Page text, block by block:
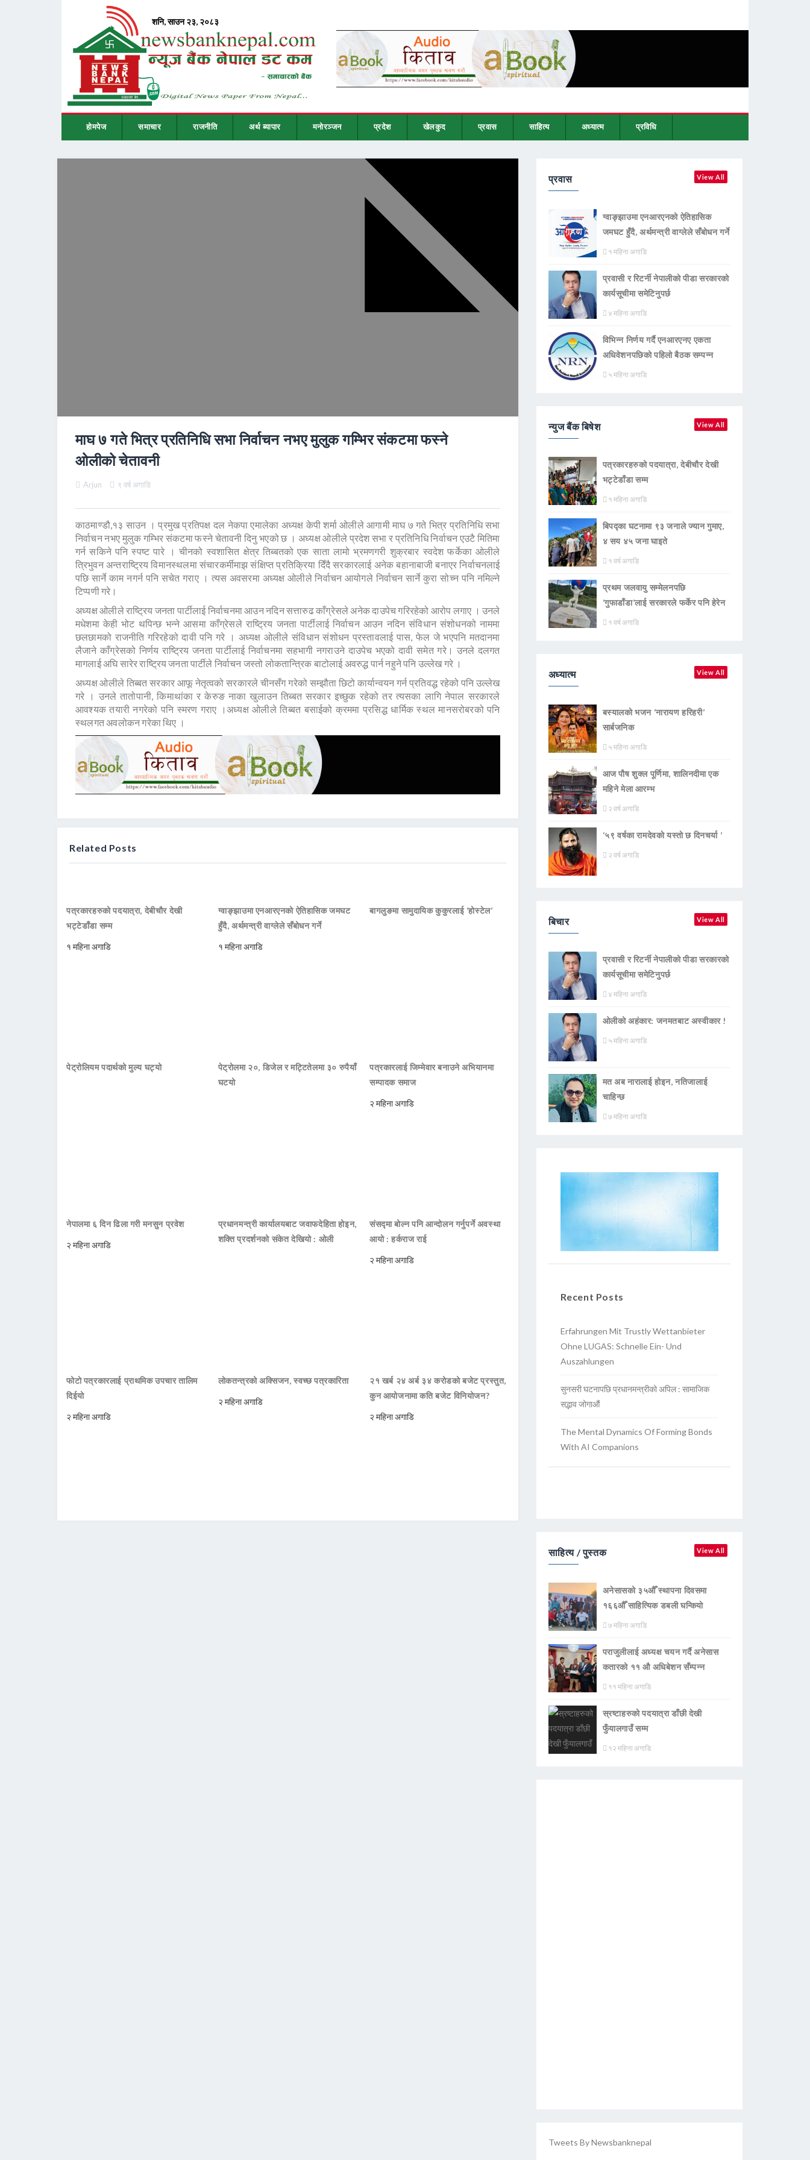
होमपेज समाचार राजनीति अर्थ ब्यापार मनोरञ्जन प्रदेश खेलकुद प्रवास साहित्य अध्यात्म प्रविधि
माघ ७ गते भित्र प्रतिनिधि सभा निर्वाचन नभए मुलुक गम्भिर संकटमा फस्ने
ओलीको चेतावनी
Arjun ९ वर्ष अगाडि
काठमाण्डौ,१३ साउन । प्रमुख प्रतिपक्ष दल नेकपा एमालेका अध्यक्ष केपी शर्मा ओलीले आगामी माघ ७ गते भित्र प्रतिनिधि सभा
निर्वाचन नभए मुलुक गम्भिर संकटमा फस्ने चेतावनी दिनु भएको छ । अध्यक्ष ओलीले प्रदेश सभा र प्रतिनिधि निर्वाचन एउटै मितिमा
गर्न सकिने पनि स्पष्ट पारे । चीनको स्वशासित क्षेत्र तिब्बतको एक साता लामो भ्रमणगरी शुक्रबार स्वदेश फर्केका ओलीले
त्रिभुवन अन्तराष्ट्रिय विमानस्थलमा संचारकर्मीमाझ संक्षिप्त प्रतिक्रिया दिँदै सरकारलाई अनेक बहानाबाजी बनाएर निर्वाचनलाई
पछि सार्ने काम नगर्न पनि सचेत गराए । त्यस अवसरमा अध्यक्ष ओलीले निर्वाचन आयोगले निर्वाचन सार्ने कुरा सोच्न पनि नमिल्ने
टिप्पणी गरे।
अध्यक्ष ओलीले राष्ट्रिय जनता पार्टीलाई निर्वाचनमा आउन नदिन सत्तारुढ काँग्रेसले अनेक दाउपेच गरिरहेको आरोप लगाए । उनले
मधेशमा केही भोट थपिन्छ भन्ने आसमा काँग्रेसले राष्ट्रिय जनता पार्टीलाई निर्वाचन आउन नदिन संविधान संशोधनको नाममा
छलछामको राजनीति गरिरहेको दावी पनि गरे । अध्यक्ष ओलीले संविधान संशोधन प्रस्तावलाई पास, फेल जे भएपनि मतदानमा
लैजाने काँग्रेसको निर्णय राष्ट्रिय जनता पार्टीलाई निर्वाचनमा सहभागी नगराउने दाउपेच भएको दावी समेत गरे। उनले दलगत
मागलाई अघि सारेर राष्ट्रिय जनता पार्टीले निर्वाचन जस्तो लोकतान्त्रिक बाटोलाई अवरुद्ध पार्न नहुने पनि उल्लेख गरे ।
अध्यक्ष ओलीले तिब्बत सरकार आफू नेतृत्वको सरकारले चीनसँग गरेको सम्झौता छिटो कार्यान्वयन गर्न प्रतिवद्ध रहेको पनि उल्लेख
गरे । उनले तातोपानी, किमाथांका र केरुङ नाका खुलाउन तिब्बत सरकार इच्छुक रहेको तर त्यसका लागि नेपाल सरकारले
आवश्यक तयारी नगरेको पनि स्मरण गराए ।अध्यक्ष ओलीले तिब्बत बसाईको क्रममा प्रसिद्ध धार्मिक स्थल मानसरोबरको पनि
स्थलगत अवलोकन गरेका थिए ।
Related Posts
पत्रकारहरुको पदयात्रा, देबीचौर देखी
भट्टेडाँडा सम्म
१ महिना अगाडि
ग्वाङ्झाउमा एनआरएनको ऐतिहासिक जमघट
हुँदै, अर्थमन्त्री वाग्लेले सँबोधन गर्ने
१ महिना अगाडि
बागलुङमा सामुदायिक कुकुरलाई ‘होस्टेल’
पेट्रोलियम पदार्थको मुल्य घट्यो
पेट्रोलमा २०, डिजेल र मट्टितेलमा ३० रुपैयाँ
घटयो
पत्रकारलाई जिम्मेवार बनाउने अभियानमा
सम्पादक समाज
२ महिना अगाडि
नेपालमा ६ दिन ढिला गरी मनसुन प्रवेश
२ महिना अगाडि
प्रधानमन्त्री कार्यालयबाट जवाफदेहिता होइन,
शक्ति प्रदर्शनको संकेत देखियो : ओली
संसद्मा बोल्न पनि आन्दोलन गर्नुपर्ने अवस्था
आयो : हर्कराज राई
२ महिना अगाडि
फोटो पत्रकारलाई प्राथमिक उपचार तालिम
दिईयो
२ महिना अगाडि
लोकतन्त्रको अक्सिजन, स्वच्छ पत्रकारिता
२ महिना अगाडि
२१ खर्ब २४ अर्ब ३४ करोडको बजेट प्रस्तुत,
कुन आयोजनामा कति बजेट विनियोजन?
२ महिना अगाडि
प्रवास View All
ग्वाङ्झाउमा एनआरएनको ऐतिहासिक
जमघट हुँदै, अर्थमन्त्री वाग्लेले सँबोधन गर्ने
१ महिना अगाडि
प्रवासी र रिटर्नी नेपालीको पीडा सरकारको
कार्यसूचीमा समेटिनुपर्छ
४ महिना अगाडि
विभिन्न निर्णय गर्दै एनआरएनए एकता
अधिवेशनपछिको पहिलो बैठक सम्पन्न
५ महिना अगाडि
न्युज बैंक बिषेश View All
पत्रकारहरुको पदयात्रा, देबीचौर देखी
भट्टेडाँडा सम्म
१ महिना अगाडि
बिपद्का घटनामा ९३ जनाले ज्यान गुमाए,
४ सय ४५ जना घाइते
१ वर्ष अगाडि
प्रथम जलवायु सम्मेलनपछि
‘गुफाडाँडा’लाई सरकारले फर्केर पनि हेरेन
१ वर्ष अगाडि
अध्यात्म View All
बस्यालको भजन ‘नारायण हरिहरी’
सार्बजनिक
५ महिना अगाडि
आज पौष शुक्ल पूर्णिमा, शालिनदीमा एक
महिने मेला आरम्भ
२ वर्ष अगाडि
‘५९ वर्षका रामदेवकाे यस्ताे छ दिनचर्या ’
२ वर्ष अगाडि
बिचार View All
प्रवासी र रिटर्नी नेपालीको पीडा सरकारको
कार्यसूचीमा समेटिनुपर्छ
४ महिना अगाडि
ओलीको अहंकार: जनमतबाट अस्वीकार !
५ महिना अगाडि
मत अब नारालाई होइन, नतिजालाई
चाहिन्छ
७ महिना अगाडि
Recent Posts
Erfahrungen Mit Trustly Wettanbieter
Ohne LUGAS: Schnelle Ein- Und
Auszahlungen
सुनसरी घटनापछि प्रधानमन्त्रीको अपिल : सामाजिक
सद्भाव जोगाऔं
The Mental Dynamics Of Forming Bonds
With AI Companions
साहित्य / पुस्तक View All
अनेसासको ३५औँ स्थापना दिवसमा
१६६औँ साहित्यिक डबली घन्कियाे
७ महिना अगाडि
पराजुलीलाई अध्यक्ष चयन गर्दै अनेसास
कतारको ११ औ अधिबेशन सँम्पन्न
११ महिना अगाडि
स्रष्टाहरुको पदयात्रा डाँछी देखी
फुँयालगाउँ सम्म
१२ महिना अगाडि
Tweets By Newsbanknepal